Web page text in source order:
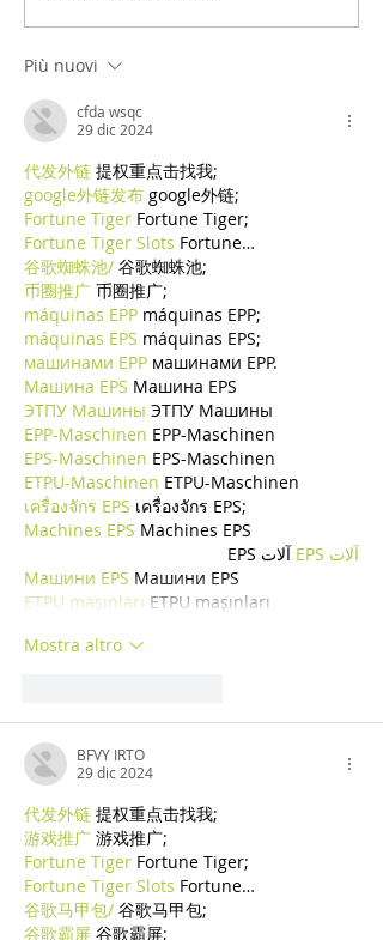
Più nuovi
cfda wsqc
29 dic 2024
代发外链 提权重点击找我;
google外链发布 google外链;
Fortune Tiger Fortune Tiger;
Fortune Tiger Slots Fortune…
谷歌蜘蛛池/ 谷歌蜘蛛池;
币圈推广 币圈推广;
máquinas EPP máquinas EPP;
máquinas EPS máquinas EPS;
машинами EPP машинами EPP.
Машина EPS Машина EPS
ЭТПУ Машины ЭТПУ Машины
EPP-Maschinen EPP-Maschinen
EPS-Maschinen EPS-Maschinen
ETPU-Maschinen ETPU-Maschinen
เครื่องจักร EPS เครื่องจักร EPS;
Machines EPS Machines EPS
آلات EPS
آلات EPS
Машини EPS Машини EPS
ETPU maşınları ETPU maşınları
Mostra altro
BFVY IRTO
29 dic 2024
代发外链 提权重点击找我;
游戏推广 游戏推广;
Fortune Tiger Fortune Tiger;
Fortune Tiger Slots Fortune…
谷歌马甲包/ 谷歌马甲包;
谷歌霸屏 谷歌霸屏;